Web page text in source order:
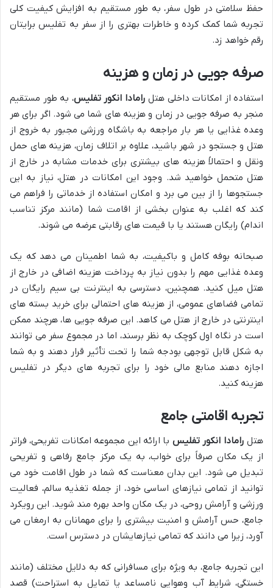
حفظ سلامتی در طول سفر، به طور مستقیم به افزایش کیفیت کلی
تجربه شما کمک کرده و خاطرات بهتری را از سفر به تفلیس برایتان
رقم خواهد زد.
صرفه جویی در زمان و هزینه
استفاده از امکانات داخلی هتل رامادا انکور تفلیس، به طور مستقیم
منجر به صرفه جویی در زمان و هزینه های شما می شود. اگر برای هر
وعده غذایی یا هر بار مراجعه به باشگاه ورزشی مجبور به خروج از
هتل و جستجو در شهر باشید، علاوه بر اتلاف زمان، هزینه های حمل
ونقل و احتمالاً هزینه های بیشتری برای خدمات مشابه در خارج از
هتل متحمل خواهید شد. وجود این امکانات در هتل، نیاز به این
جستجوها را از بین می برد و امکان استفاده از خدماتی را فراهم می
کند که اغلب به عنوان بخشی از اقامت شما (مانند مرکز تناسب
اندام) رایگان هستند یا با قیمت های رقابتی عرضه می شوند.
صبحانه بوفه کامل و باکیفیت، به شما اطمینان می دهد که یک
وعده غذایی مهم را بدون نیاز به پرداخت هزینه اضافی در خارج از
هتل میل کنید. همچنین، دسترسی به اینترنت بی سیم رایگان در
تمامی فضاهای عمومی، از هزینه های احتمالی برای خرید بسته های
اینترنتی در خارج از هتل می کاهد. این صرفه جویی ها، هرچند ممکن
است در نگاه اول کوچک به نظر برسند، اما در مجموع سفر می توانند
به شکل قابل توجهی بودجه شما را تحت تأثیر قرار دهند و به شما
اجازه دهند منابع مالی خود را برای تجربه های دیگر در تفلیس
هزینه کنید.
تجربه اقامتی جامع
هتل رامادا انکور تفلیس با ارائه این مجموعه امکانات تفریحی، فراتر
از یک مکان صرفاً برای خواب، به یک مرکز جامع رفاهی و تفریحی
تبدیل می شود. این بدان معناست که شما در طول اقامت خود می
توانید از تمامی نیازهای اساسی خود، از جمله تغذیه سالم، فعالیت
ورزشی و آرامش روحی، در یک مکان واحد بهره مند شوید. این رویکرد
جامع، حس آرامش و امنیت بیشتری را برای مهمانان به ارمغان می
آورد، زیرا می دانند که تمامی نیازهایشان در دسترس است.
این تجربه جامع، به ویژه برای مسافرانی که به دلایل مختلف (مانند
خستگی، شرایط آب وهوایی نامساعد یا تمایل به استراحت) قصد